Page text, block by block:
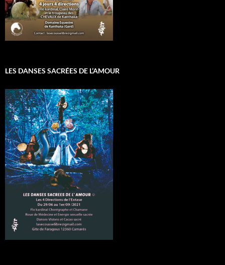
LES DANSES SACRÉES DE L’AMOUR